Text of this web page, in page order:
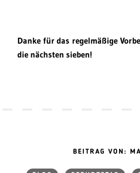
Danke für das regelmäßige
die nächsten sieben!
BEITRAG VON: